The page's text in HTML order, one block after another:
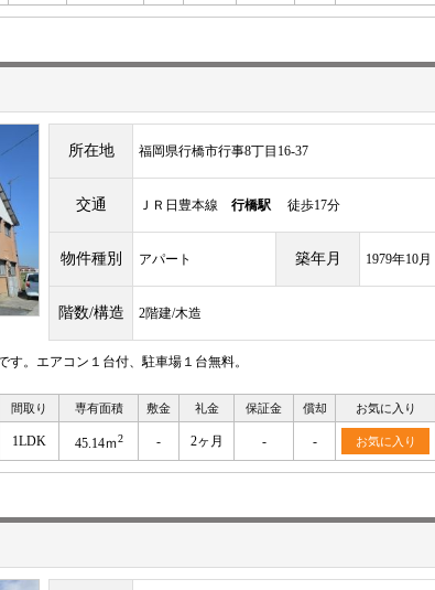
所在地 福岡県行橋市行事8丁目16-37
交通 ＪＲ日豊本線 行橋駅 徒歩17分
物件種別 アパート 築年月 1979年10月
階数/構造 2階建/木造
。エアコン１台付、駐車場１台無料。
間取り 専有面積 敷金 礼金 保証金 償却 お気に入り
1LDK 45.14ｍ2 - 2ヶ月 - - お気に入り